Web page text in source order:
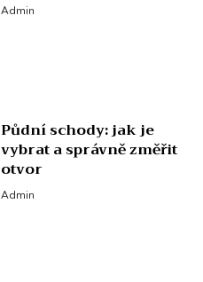
Admin
Půdní schody: jak je
vybrat a správně změřit
otvor
Admin